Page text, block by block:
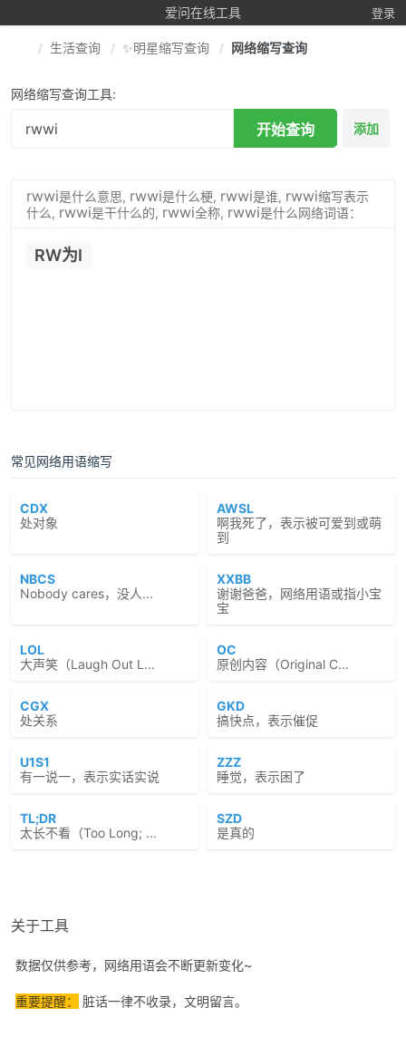
爱问在线工具 登录
生活查询 ✨明星缩写查询 网络缩写查询
网络缩写查询工具:
开始查询 添加
rwwi是什么意思, rwwi是什么梗, rwwi是谁, rwwi缩写表示
什么, rwwi是干什么的, rwwi全称, rwwi是什么网络词语：
RW为I
常见网络用语缩写
CDX
处对象
AWSL
啊我死了，表示被可爱到或萌
到
NBCS
Nobody cares，没人...
XXBB
谢谢爸爸，网络用语或指小宝
宝
LOL
大声笑（Laugh Out L...
OC
原创内容（Original C...
CGX
处关系
GKD
搞快点，表示催促
U1S1
有一说一，表示实话实说
ZZZ
睡觉，表示困了
TL;DR
太长不看（Too Long; ...
SZD
是真的
关于工具
数据仅供参考，网络用语会不断更新变化~
重要提醒： 脏话一律不收录，文明留言。